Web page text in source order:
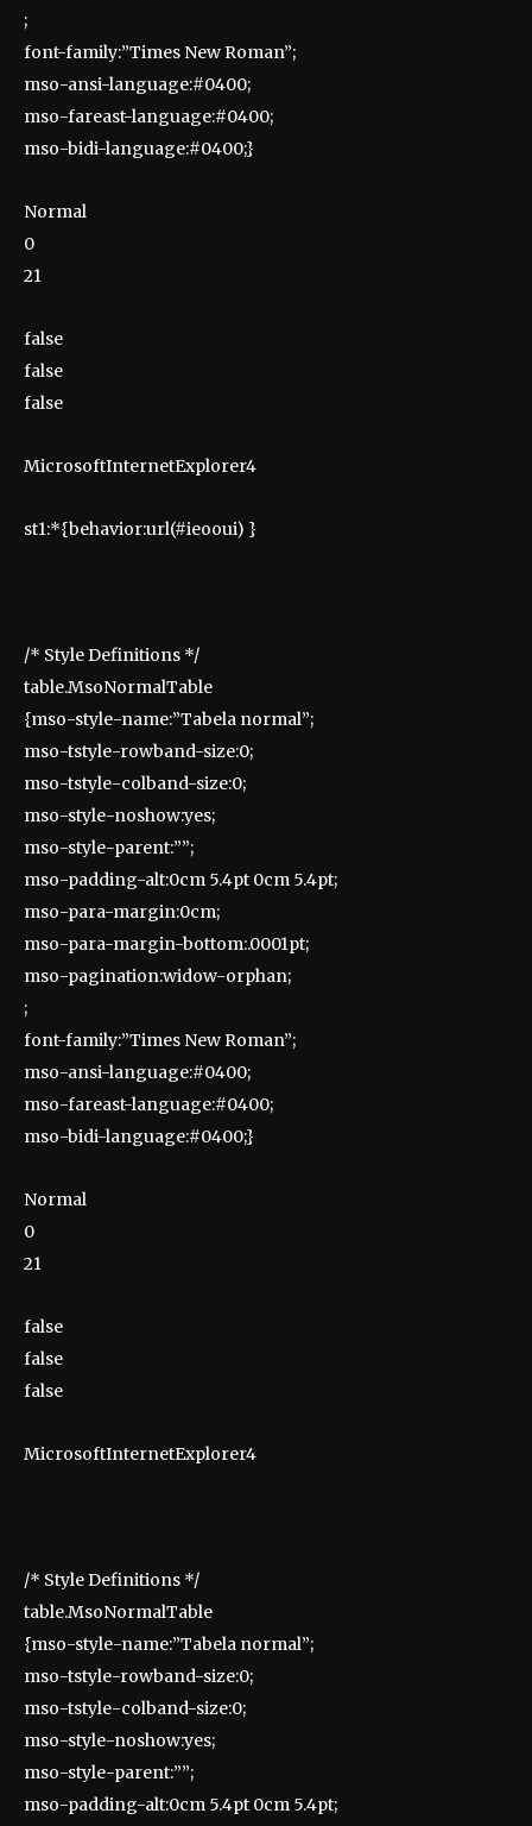
;
font-family:”Times New Roman”;
mso-ansi-language:#0400;
mso-fareast-language:#0400;
mso-bidi-language:#0400;}
Normal
0
21
false
false
false
MicrosoftInternetExplorer4
st1:*{behavior:url(#ieooui) }
/* Style Definitions */
table.MsoNormalTable
{mso-style-name:”Tabela normal”;
mso-tstyle-rowband-size:0;
mso-tstyle-colband-size:0;
mso-style-noshow:yes;
mso-style-parent:””;
mso-padding-alt:0cm 5.4pt 0cm 5.4pt;
mso-para-margin:0cm;
mso-para-margin-bottom:.0001pt;
mso-pagination:widow-orphan;
;
font-family:”Times New Roman”;
mso-ansi-language:#0400;
mso-fareast-language:#0400;
mso-bidi-language:#0400;}
Normal
0
21
false
false
false
MicrosoftInternetExplorer4
/* Style Definitions */
table.MsoNormalTable
{mso-style-name:”Tabela normal”;
mso-tstyle-rowband-size:0;
mso-tstyle-colband-size:0;
mso-style-noshow:yes;
mso-style-parent:””;
mso-padding-alt:0cm 5.4pt 0cm 5.4pt;